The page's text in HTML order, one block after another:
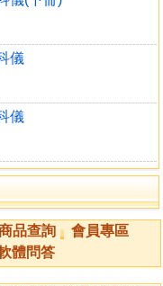
儀
儀
品查詢
會員專區
體問答